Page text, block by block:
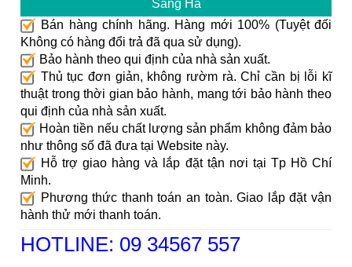
Sang Hà
Bán hàng chính hãng. Hàng mới 100% (Tuyệt đối
Không có hàng đổi trả đã qua sử dụng).
Bảo hành theo qui định của nhà sản xuất.
Thủ tục đơn giản, không rườm rà. Chỉ cần bị lỗi kĩ
thuật trong thời gian bảo hành, mang tới bảo hành theo
qui định của nhà sản xuất.
Hoàn tiền nếu chất lượng sản phẩm không đảm bảo
như thông số đã đưa tại Website này.
Hỗ trợ giao hàng và lắp đặt tận nơi tại Tp Hồ Chí
Minh.
Phương thức thanh toán an toàn. Giao lắp đặt vận
hành thử mới thanh toán.
HOTLINE: 09 34567 557